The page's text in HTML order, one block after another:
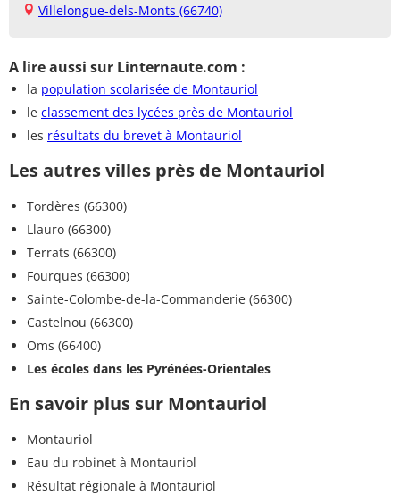
Villelongue-dels-Monts (66740)
A lire aussi sur Linternaute.com :
la population scolarisée de Montauriol
le classement des lycées près de Montauriol
les résultats du brevet à Montauriol
Les autres villes près de Montauriol
Tordères (66300)
Llauro (66300)
Terrats (66300)
Fourques (66300)
Sainte-Colombe-de-la-Commanderie (66300)
Castelnou (66300)
Oms (66400)
Les écoles dans les Pyrénées-Orientales
En savoir plus sur Montauriol
Montauriol
Eau du robinet à Montauriol
Résultat régionale à Montauriol